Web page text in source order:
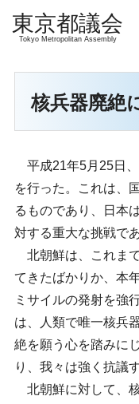
Tokyo Metropolitan Assembly
核兵器廃絶
平成21年5月25日
を行った。これは、
るものであり、日本
対する重大な挑戦で
北朝鮮は、これま
てきたばかりか、本
ミサイルの発射を強
は、人類で唯一核兵
絶を願う心を踏みに
り、我々は強く抗議
北朝鮮に対して、